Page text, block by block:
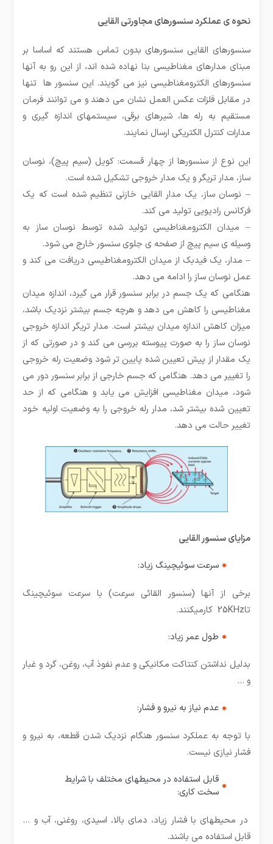
نحوه ی عملکرد سنسورهای مجاورتی القایی
سنسورهای القایی سنسورهای بدون تماس هستند که اساسا بر
مبنای مدارهای مغناطیسی بنا نهاده شده اند، از این رو به آنها
سنسورهای الکترومغناطیسی نیز می گویند. این سنسور ها تنها
در مقابل فلزات عکس العمل نشان می دهند و می توانند فرمان
مستقیم به رله ها، شیرهای برقی، سیستمهای اندازه گیری و
مدارات کنترل الکتریکی ارسال نمایند.
این نوع از سنسورها از چهار قسمت: کویل (سیم پیچ)، نوسان
ساز، مدار تریگر و یک مدار خروجی تشکیل شده است.
– نوسان ساز، یک مدار القایی خازنی تنظیم شده است که یک
فرکانس رادیویی تولید می کند.
– میدان الکترومغناطیسی تولید شده توسط نوسان ساز به
وسیله ی سیم پیچ از صفحه ی جلوی سنسور خارج می شود.
– مدار، یک فیدبک از میدان الکترومغناطیسی دریافت می کند و
عمل نوسان ساز را ادامه می دهد.
هنگامی که یک جسم در برابر سنسور قرار می گیرد، اندازه میدان
مغناطیسی را کاهش می دهد و هرچه جسم بیشتر نزدیک باشد،
میزان کاهش اندازه میدان بیشتر است. مدار تریگر اندازه خروجی
نوسان ساز را به صورت پیوسته بررسی می کند و در صورتی که از
یک مقدار از پیش تعیین شده پایین تر شود وضعیت رله خروجی
را تغییر می دهد. هنگامی که جسم خارجی از برابر سنسور دور می
شود، میدان مغناطیسی افزایش می یابد و هنگامی که از حد
تعیین شده بیشتر شد، مدار رله خروجی را به وضعیت اولیه خود
تغییر حالت می دهد.
مزایای سنسور القایی
سرعت سوئیچینگ زیاد:
برخی از آنها (سنسور القائی سرعت) با سرعت سوئیچینگ
تا25KHz کارمیکنند.
طول عمر زیاد:
بدلیل نداشتن کنتاکت مکانیکی و عدم نفوذ آب، روغن، گرد و غبار
و …
عدم نیاز به نیرو و فشار:
با توجه به عملکرد سنسور هنگام نزدیک شدن قطعه، به نیرو و
فشار نیازی نیست.
قابل استفاده در محیطهای مختلف با شرایط
سخت کاری:
در محیطهای با فشار زیاد، دمای بالا، اسیدی، روغنی، آب و …
قابل استفاده می باشند.